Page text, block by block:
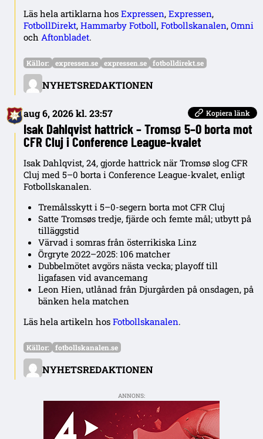
Läs hela artiklarna hos Expressen, Expressen,
FotbollDirekt, Hammarby Fotboll, Fotbollskanalen, Omni
och Aftonbladet.
NYHETSREDAKTIONEN
Källor: expressen.se expressen.se fotbolldirekt.se
aug 6, 2026 kl. 23:57 Kopiera länk
Isak Dahlqvist hattrick – Tromsø 5–0 borta mot
CFR Cluj i Conference League-kvalet
Isak Dahlqvist, 24, gjorde hattrick när Tromsø slog CFR
Cluj med 5–0 borta i Conference League-kvalet, enligt
Fotbollskanalen.
Tremålsskytt i 5–0-segern borta mot CFR Cluj
Satte Tromsøs tredje, fjärde och femte mål; utbytt på
tilläggstid
Värvad i somras från österrikiska Linz
Örgryte 2022–2025: 106 matcher
Dubbelmötet avgörs nästa vecka; playoff till
ligafasen vid avancemang
Leon Hien, utlånad från Djurgården på onsdagen, på
bänken hela matchen
Läs hela artikeln hos Fotbollskanalen.
NYHETSREDAKTIONEN
Källor: fotbollskanalen.se
ANNONS: